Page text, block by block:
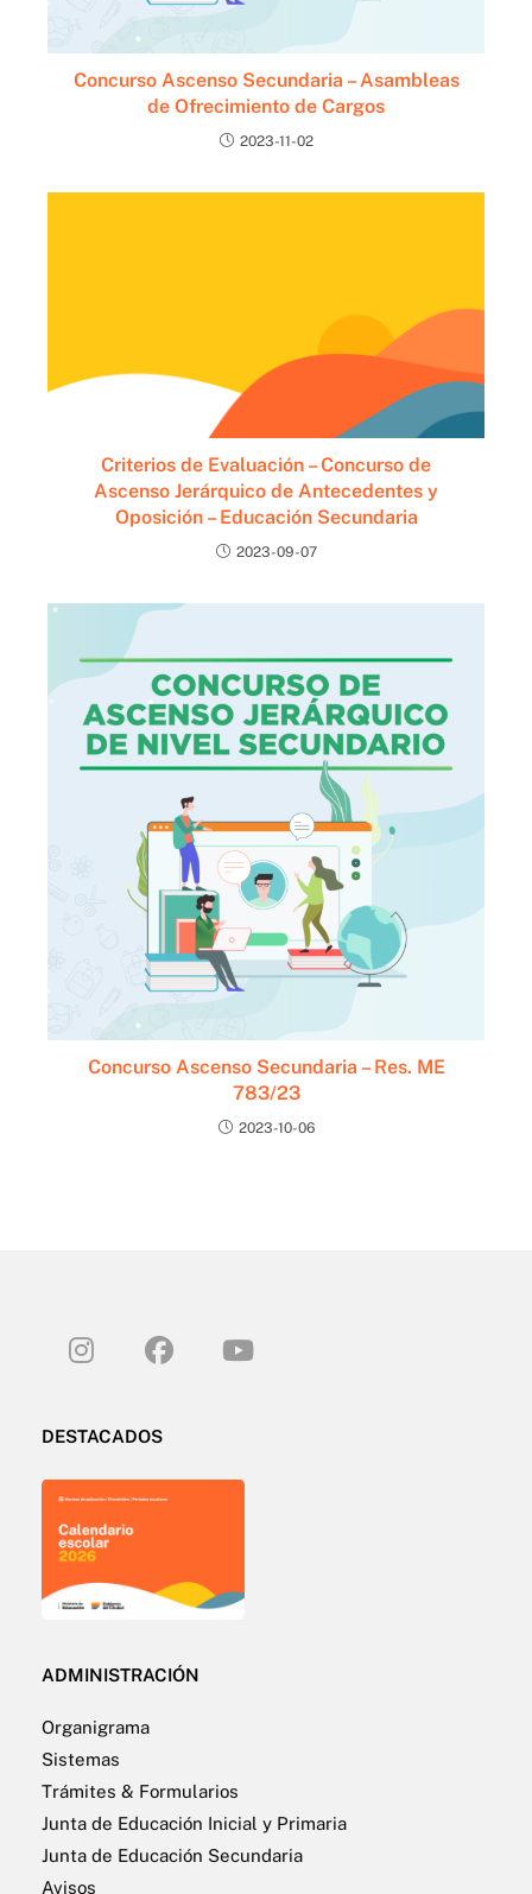
Concurso Ascenso Secundaria – Asambleas
de Ofrecimiento de Cargos
2023-11-02
Criterios de Evaluación – Concurso de
Ascenso Jerárquico de Antecedentes y
Oposición – Educación Secundaria
2023-09-07
Concurso Ascenso Secundaria – Res. ME
783/23
2023-10-06
DESTACADOS
ADMINISTRACIÓN
Organigrama
Sistemas
Trámites & Formularios
Junta de Educación Inicial y Primaria
Junta de Educación Secundaria
Avisos